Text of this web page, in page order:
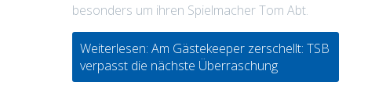
besonders um ihren Spielmacher Tom Abt.
Weiterlesen: Am Gästekeeper zerschellt: TSB
verpasst die nächste Überraschung